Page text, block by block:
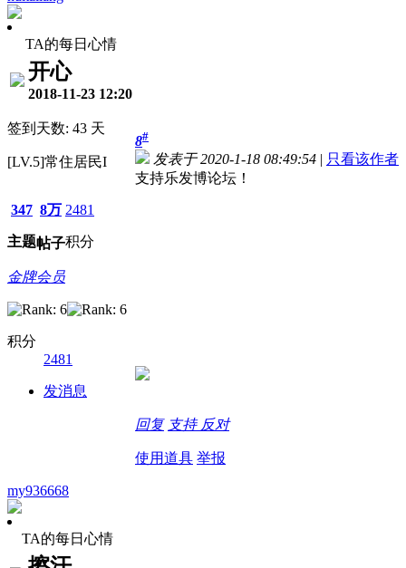
TA的每日心情
开心
2018-11-23 12:20
签到天数: 43 天
[LV.5]常住居民I
347
主题
8万
帖子
2481
积分
金牌会员
积分
2481
发消息
8#
发表于 2020-1-18 08:49:54 | 只看该作者
支持乐发博论坛！
回复 支持 反对
使用道具 举报
my936668
TA的每日心情